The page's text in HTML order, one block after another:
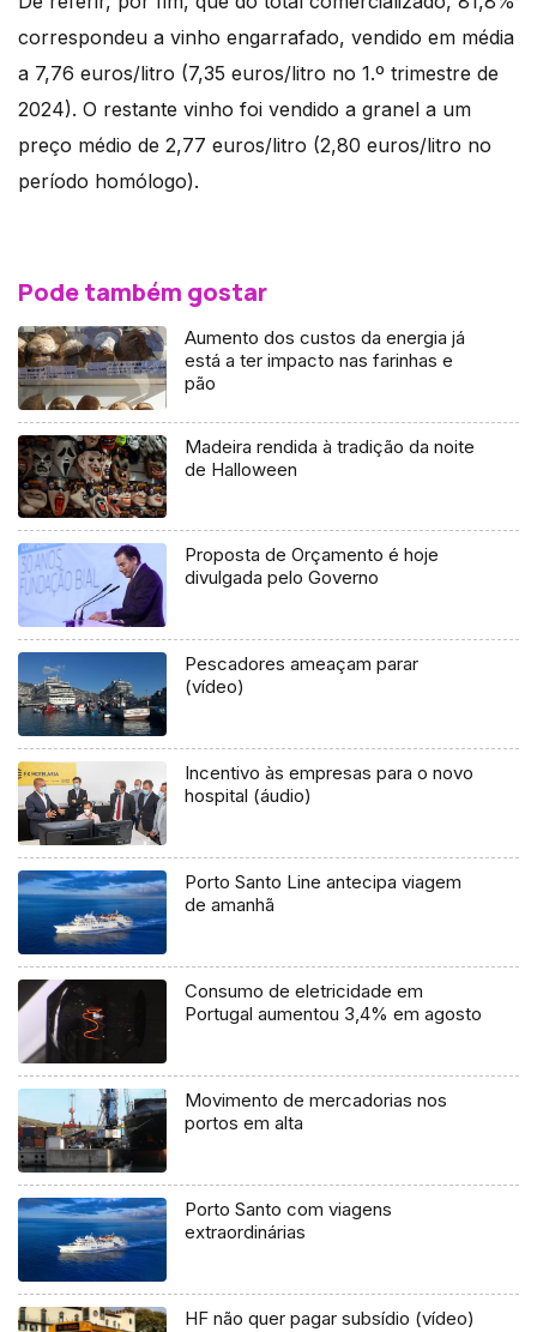
correspondeu a vinho engarrafado, vendido em média
a 7,76 euros/litro (7,35 euros/litro no 1.º trimestre de
2024). O restante vinho foi vendido a granel a um
preço médio de 2,77 euros/litro (2,80 euros/litro no
período homólogo).
Pode também gostar
Aumento dos custos da energia já
está a ter impacto nas farinhas e
pão
Madeira rendida à tradição da noite
de Halloween
Proposta de Orçamento é hoje
divulgada pelo Governo
Pescadores ameaçam parar
(vídeo)
Incentivo às empresas para o novo
hospital (áudio)
Porto Santo Line antecipa viagem
de amanhã
Consumo de eletricidade em
Portugal aumentou 3,4% em agosto
Movimento de mercadorias nos
portos em alta
Porto Santo com viagens
extraordinárias
HF não quer pagar subsídio (vídeo)